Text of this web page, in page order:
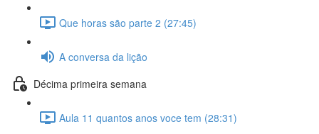
Que horas são parte 2 (27:45)
A conversa da lição
Décima primeira semana
Aula 11 quantos anos voce tem (28:31)